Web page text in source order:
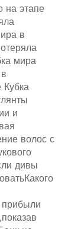
на этапе
в
мира
Кубка
и
волос с
дивы